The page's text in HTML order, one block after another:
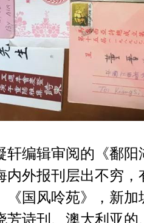
编辑审阅的《鄱阳
内外报刊层出不穷
《国风呤苑》，新
芳诗刊、澳大利亚